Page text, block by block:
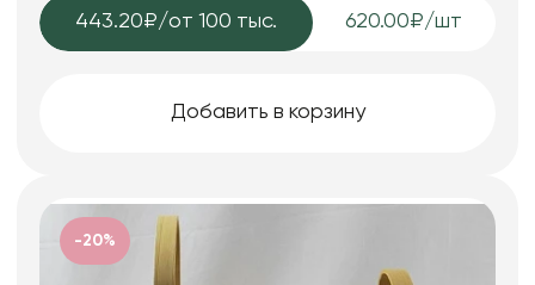
443.20₽/от 100 тыс. 620.00₽/шт
Добавить в корзину
-20%